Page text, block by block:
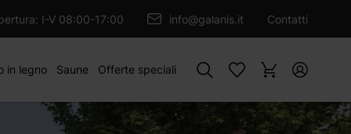
I-V 08:00-17:00 info@galanis.it
Contatti
Cercare
in legno Saune Offerte speciali